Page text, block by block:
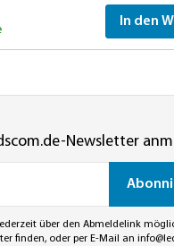
In den
Newsletter
über den Abmeldelink
finden, oder per E-Mail an